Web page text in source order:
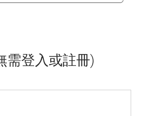
需登入或註冊)